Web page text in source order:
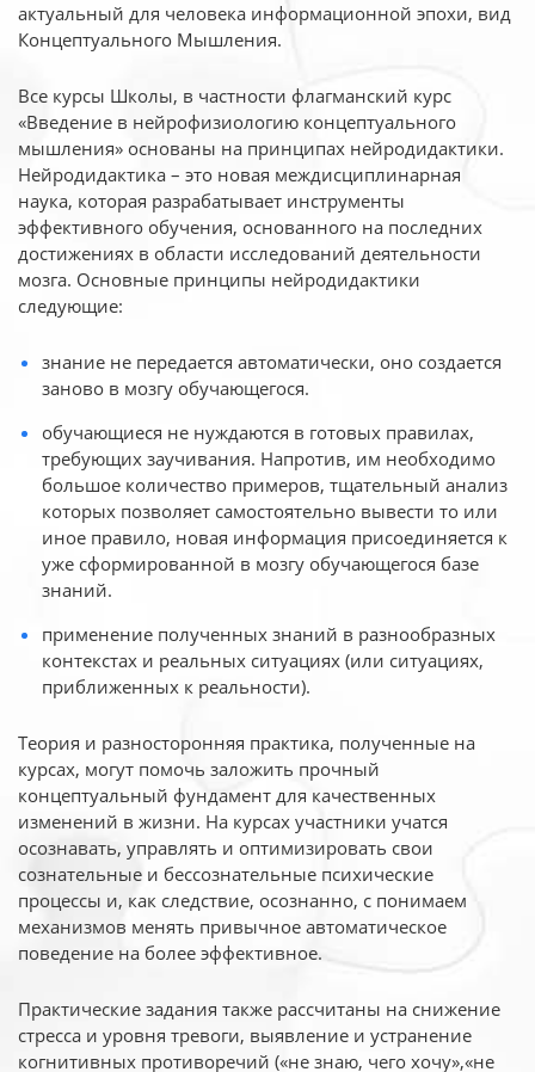
актуальный для человека информационной эпохи, вид
Концептуального Мышления.
Все курсы Школы, в частности флагманский курс
«Введение в нейрофизиологию концептуального
мышления» основаны на принципах нейродидактики.
Нейродидактика – это новая междисциплинарная
наука, которая разрабатывает инструменты
эффективного обучения, основанного на последних
достижениях в области исследований деятельности
мозга. Основные принципы нейродидактики
следующие:
знание не передается автоматически, оно создается
заново в мозгу обучающегося.
обучающиеся не нуждаются в готовых правилах,
требующих заучивания. Напротив, им необходимо
большое количество примеров, тщательный анализ
которых позволяет самостоятельно вывести то или
иное правило, новая информация присоединяется к
уже сформированной в мозгу обучающегося базе
знаний.
применение полученных знаний в разнообразных
контекстах и реальных ситуациях (или ситуациях,
приближенных к реальности).
Теория и разносторонняя практика, полученные на
курсах, могут помочь заложить прочный
концептуальный фундамент для качественных
изменений в жизни. На курсах участники учатся
осознавать, управлять и оптимизировать свои
сознательные и бессознательные психические
процессы и, как следствие, осознанно, с понимаем
механизмов менять привычное автоматическое
поведение на более эффективное.
Практические задания также рассчитаны на снижение
стресса и уровня тревоги, выявление и устранение
когнитивных противоречий («не знаю, чего хочу»,«не